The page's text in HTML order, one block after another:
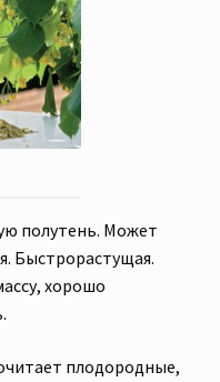
полутень. Может
Быстрорастущая.
хорошо
плодородные,